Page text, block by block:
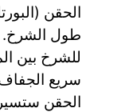
الحقن
طول الشرخ.
للشرخ بين
سريع
الحقن